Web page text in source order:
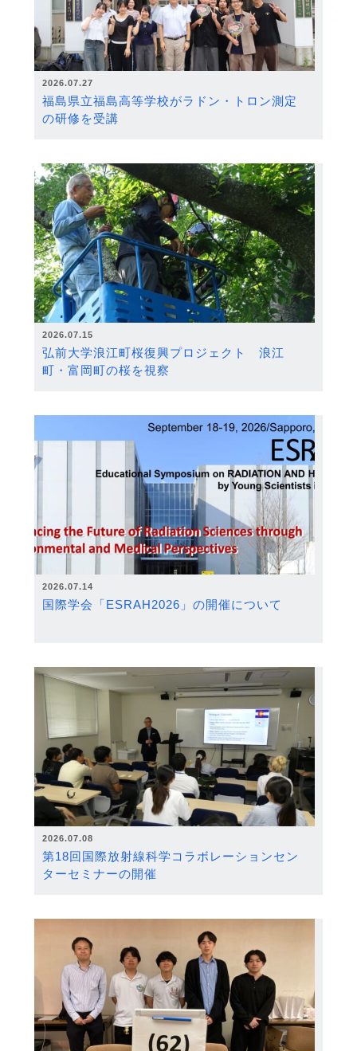
2026.07.27
福島県立福島高等学校がラドン・トロン測定
の研修を受講
2026.07.15
弘前大学浪江町桜復興プロジェクト 浪江
町・富岡町の桜を視察
2026.07.14
国際学会「ESRAH2026」の開催について
2026.07.08
第18回国際放射線科学コラボレーションセン
ターセミナーの開催